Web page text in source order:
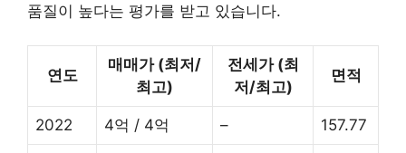
품질이 높다는 평가를 받고 있습니다.
연도
매매가 (최저/
최고)
전세가 (최
저/최고)
면적
2022 4억 / 4억 – 157.77